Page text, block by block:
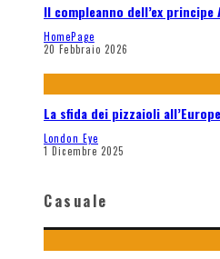
Il compleanno dell’ex principe
HomePage
20 Febbraio 2026
La sfida dei pizzaioli
London Eye
1 Dicembre 2025
Casuale